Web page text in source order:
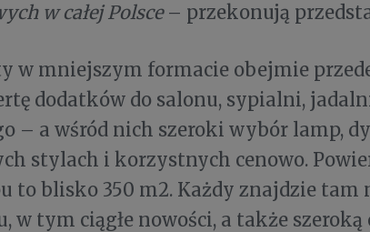
w całej Polsce– przekonują
w mniejszym formacie obejmie
dodatków do salonu, sypialni,
– a wśród nich szeroki wybór lamp,
stylach i korzystnych cenowo.
to blisko 350 m2. Każdy znajdzie tam
w tym ciągłe nowości, a także szeroką